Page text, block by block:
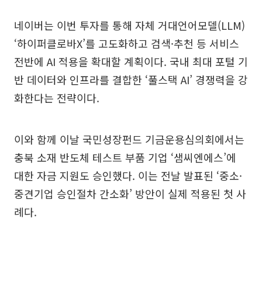
네이버는 이번 투자를 통해 자체 거대언어모델(LLM)
‘하이퍼클로바X’를 고도화하고 검색·추천 등 서비스
전반에 AI 적용을 확대할 계획이다. 국내 최대 포털 기
반 데이터와 인프라를 결합한 ‘풀스택 AI’ 경쟁력을 강
화한다는 전략이다.
이와 함께 이날 국민성장펀드 기금운용심의회에서는
충북 소재 반도체 테스트 부품 기업 ‘샘씨엔에스’에
대한 자금 지원도 승인했다. 이는 전날 발표된 ‘중소·
중견기업 승인절차 간소화’ 방안이 실제 적용된 첫 사
례다.